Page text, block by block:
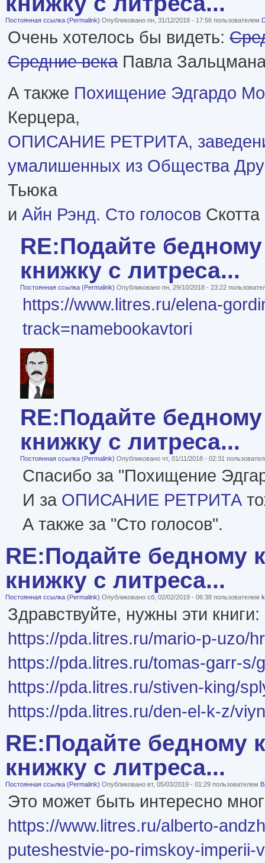
Постоянная ссылка (Permalink) Опубликовано пн, 31/12/2018 - 17:56 пользователем
Очень хотелось бы видеть:
Средние века Павла
А также Похищение Эдгардо
Керцера,
ОПИСАНИЕ РЕТРИТА,
умалишенных из Общества
Тьюка
и Айн Рэнд. Сто голосов
RE:Подайте
книжку с литреса...
Постоянная ссылка (Permalink) Опубликовано пн, 29/10/2018 - 23:22
https://www.litres.ru/elena-
track=namebookavtori
RE:Подайте
книжку с литреса...
Постоянная ссылка (Permalink) Опубликовано чт, 01/11/2018 - 02:31
Спасибо за "Похищение
И за ОПИСАНИЕ РЕТРИТА
А также за "Сто голосов".
RE:Подайте бедному
книжку с литреса...
Постоянная ссылка (Permalink) Опубликовано сб, 02/02/2019 - 06:38 пользователем
Здравствуйте, нужны эти книги:
https://pda.litres.ru/mario-p-uzo/
https://pda.litres.ru/tomas-garr-s/
https://pda.litres.ru/stiven-king/
https://pda.litres.ru/den-el-k-z/
RE:Подайте бедному
книжку с литреса...
Постоянная ссылка (Permalink) Опубликовано вт, 05/03/2019 - 01:29 пользователем
Это может быть интересно
https://www.litres.ru/alberto-
puteshestvie-po-rimskoy-imperii-